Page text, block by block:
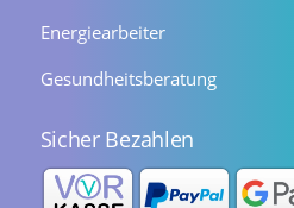
Energiearbeiter
Gesundheitsberatung
Sicher Bezahlen